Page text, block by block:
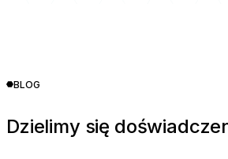
BLOG
Dzielimy się